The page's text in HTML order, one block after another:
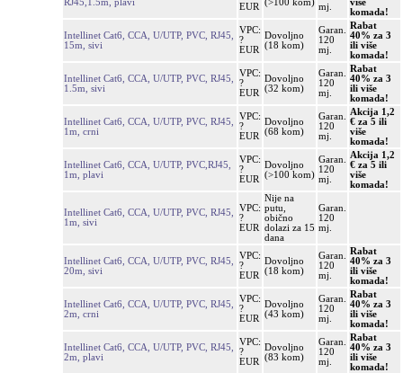
EUR
mj.
komada!
Intellinet Cat6, CCA, U/UTP, PVC, RJ45,
15m, sivi
VPC:
?
EUR
Dovoljno
(18 kom)
Garan.
120
mj.
Rabat
40% za 3
ili više
komada!
Intellinet Cat6, CCA, U/UTP, PVC, RJ45,
1.5m, sivi
VPC:
?
EUR
Dovoljno
(32 kom)
Garan.
120
mj.
Rabat
40% za 3
ili više
komada!
Intellinet Cat6, CCA, U/UTP, PVC, RJ45,
1m, crni
VPC:
?
EUR
Dovoljno
(68 kom)
Garan.
120
mj.
Akcija 1,2
€ za 5 ili
više
komada!
Intellinet Cat6, CCA, U/UTP, PVC,RJ45,
1m, plavi
VPC:
?
EUR
Dovoljno
(>100 kom)
Garan.
120
mj.
Akcija 1,2
€ za 5 ili
više
komada!
Intellinet Cat6, CCA, U/UTP, PVC, RJ45,
1m, sivi
VPC:
?
EUR
Nije na
putu,
obično
dolazi za 15
dana
Garan.
120
mj.
Intellinet Cat6, CCA, U/UTP, PVC, RJ45,
20m, sivi
VPC:
?
EUR
Dovoljno
(18 kom)
Garan.
120
mj.
Rabat
40% za 3
ili više
komada!
Intellinet Cat6, CCA, U/UTP, PVC, RJ45,
2m, crni
VPC:
?
EUR
Dovoljno
(43 kom)
Garan.
120
mj.
Rabat
40% za 3
ili više
komada!
Intellinet Cat6, CCA, U/UTP, PVC, RJ45,
2m, plavi
VPC:
?
EUR
Dovoljno
(83 kom)
Garan.
120
mj.
Rabat
40% za 3
ili više
komada!